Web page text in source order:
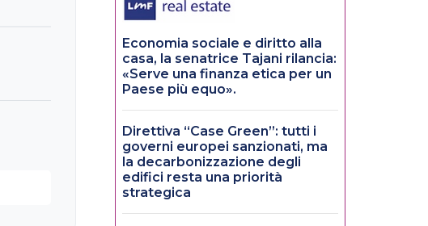
Economia sociale e diritto alla
casa, la senatrice Tajani rilancia:
«Serve una finanza etica per un
Paese più equo».
Direttiva “Case Green”: tutti i
governi europei sanzionati, ma
la decarbonizzazione degli
edifici resta una priorità
strategica